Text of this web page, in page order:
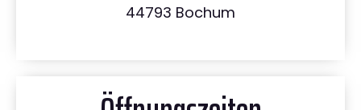
44793 Bochum